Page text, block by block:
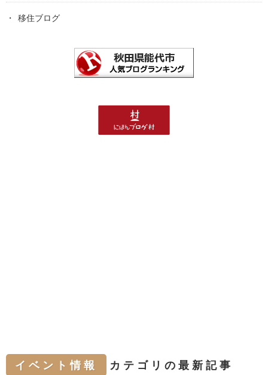
移住ブログ
イベント情報 カテゴリの最新記事